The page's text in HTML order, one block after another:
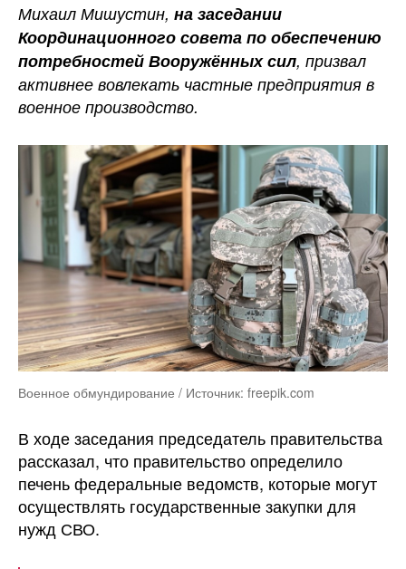
вовлекать
частный
бизнес
военного
обмундирования
Михаил Мишустин, на заседании
Координационного совета по обеспечению
потребностей Вооружённых сил, призвал
активнее вовлекать частные предприятия в
военное производство.
Военное обмундирование / Источник: freepik.com
В ходе заседания председатель правительства
рассказал, что правительство определило
печень федеральные ведомств, которые могут
осуществлять государственные закупки для
нужд СВО.